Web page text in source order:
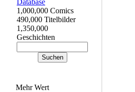
1,000,000 Comics
490,000 Titelbilder
1,350,000
Geschichten
Mehr Wert